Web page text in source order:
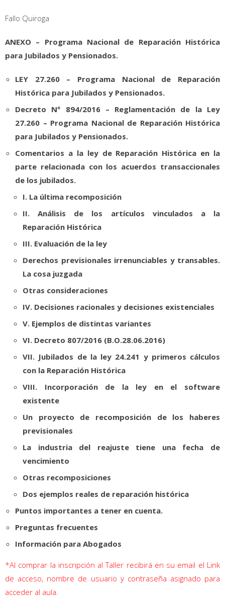
Fallo Quiroga
ANEXO – Programa Nacional de Reparación Histórica
para Jubilados y Pensionados.
LEY 27.260 – Programa Nacional de Reparación
Histórica para Jubilados y Pensionados.
Decreto Nº 894/2016 – Reglamentación de la Ley
27.260 – Programa Nacional de Reparación Histórica
para Jubilados y Pensionados.
Comentarios a la ley de Reparación Histórica en la
parte relacionada con los acuerdos transaccionales
de los jubilados.
I. La última recomposición
II. Análisis de los artículos vinculados a la
Reparación Histórica
III. Evaluación de la ley
Derechos previsionales irrenunciables y transables.
La cosa juzgada
Otras consideraciones
IV. Decisiones racionales y decisiones existenciales
V. Ejemplos de distintas variantes
VI. Decreto 807/2016 (B.O.28.06.2016)
VII. Jubilados de la ley 24.241 y primeros cálculos
con la Reparación Histórica
VIII. Incorporación de la ley en el software
existente
Un proyecto de recomposición de los haberes
previsionales
La industria del reajuste tiene una fecha de
vencimiento
Otras recomposiciones
Dos ejemplos reales de reparación histórica
Puntos importantes a tener en cuenta.
Preguntas frecuentes
Información para Abogados
*Al comprar la inscripción al Taller recibirá en su email el Link
de acceso, nombre de usuario y contraseña asignado para
acceder al aula.